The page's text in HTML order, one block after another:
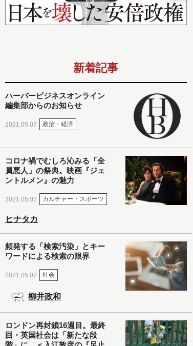
新着記事
ハーバービジネスオンライン
編集部からのお知らせ
2021.05.07 政治・経済
コロナ禍でむしろ沁みる「全
員悪人」の祭典。映画『ジェ
ントルメン』の魅力
2021.05.07 カルチャー・スポーツ
ヒナタカ
頻発する「検索汚染」とキー
ワードによる検索の限界
2021.05.07 社会
柳井政和
ロンドン再封鎖16週目。最終
回・英国社会は「新たな段